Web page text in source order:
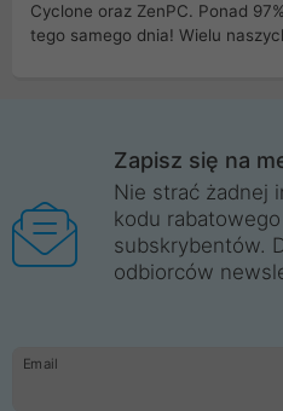
Cyclone oraz ZenPC. Ponad
tego samego dnia! Wielu
Wrocław, Poznań, Legnica,
Trzebnica, Opole. Szybka i
ProLine to polska firma ze 100%
legalnie i płacimy podatki w
główną w Mirkowie oraz salony
komunikacja ze sklepem
danych osobowych. Dlatego
ProLine to czysta przyjemność i
Zaopatrzysz się u nas w
Zapisz się na
Nie strać żadnej
kodu
subskrybentów.
odbiorców
Email